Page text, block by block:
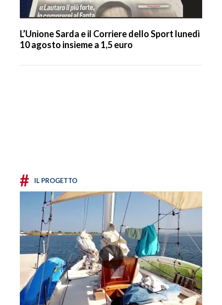
L’Unione Sarda e il Corriere dello Sport lunedì
10 agosto insieme a 1,5 euro
# IL PROGETTO